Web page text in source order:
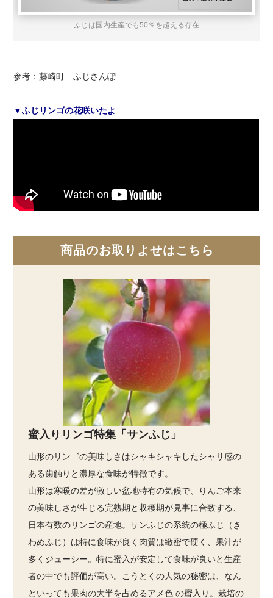
ふじは国内生産でも50％を超える存在
参考：藤崎町 ふじさんぽ
▼ふじリンゴの花咲いたよ
商品のお取りよせはこちら
蜜入りリンゴ特集「サンふじ」
山形のリンゴの美味しさはシャキシャキしたシャリ感の
ある歯触りと濃厚な食味が特徴です。
山形は寒暖の差が激しい盆地特有の気候で、りんご本来
の美味しさが生じる完熟期と収穫期が見事に合致する、
日本有数のリンゴの産地。サンふじの系統の極ふじ（き
わめふじ）は特に食味が良く肉質は緻密で硬く、果汁が
多くジューシー。特に蜜入が安定して食味が良いと生産
者の中でも評価が高い。こうとくの人気の秘密は、なん
といっても果肉の大半を占めるアメ色 の蜜入り。栽培の